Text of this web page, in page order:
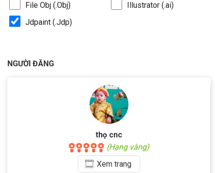
File Obj (.Obj)
Illustrator (.ai)
Jdpaint (.Jdp)
NGƯỜI ĐĂNG
thọ cnc
(Hạng vàng)
Xemtrang